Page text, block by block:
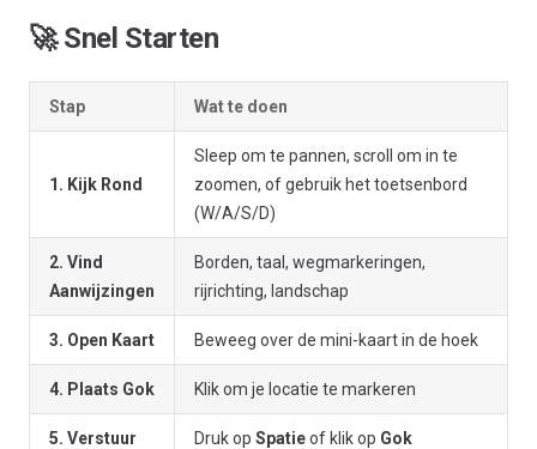
🚀 Snel Starten
Stap Wat te doen
1. Kijk Rond
Sleep om te pannen, scroll om in te
zoomen, of gebruik het toetsenbord
(W/A/S/D)
2. Vind
Aanwijzingen
Borden, taal, wegmarkeringen,
rijrichting, landschap
3. Open Kaart Beweeg over de mini-kaart in de hoek
4. Plaats Gok Klik om je locatie te markeren
5. Verstuur Druk op Spatieof klik op Gok